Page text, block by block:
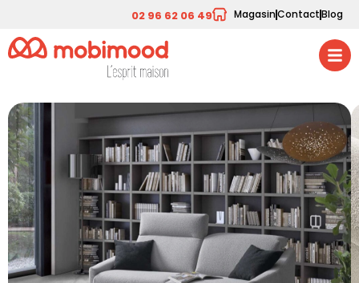
02 96 62 06 49 MagasinContactBlog